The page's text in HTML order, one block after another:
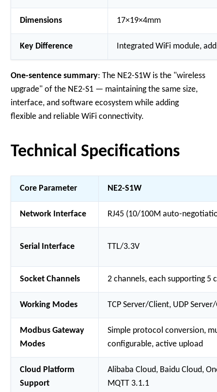
Dimensions 17×19×4mm
Key Difference Integrated WiFi module,
One-sentence summary: The NE2-S1W is the "wireless
upgrade" of the NE2-S1 — maintaining the same size,
interface, and software ecosystem while adding
flexible and reliable WiFi connectivity.
Technical Specifications
Core Parameter NE2-S1W
Network Interface RJ45 (10/100M auto-
Serial Interface TTL/3.3V
Socket Channels 2 channels, each supporting 5
Working Modes TCP Server/Client, UDP
Modbus Gateway
Modes
Simple protocol conversion,
configurable, active upload
Cloud Platform
Support
Alibaba Cloud, Baidu Cloud,
MQTT 3.1.1